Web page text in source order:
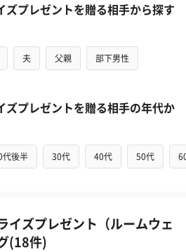
ズプレゼントを贈る相手から探す
夫 父親 部下男性
ズプレゼントを贈る相手の年代か
代後半 30代 40代 50代
イズプレゼント（ルームウェ
(18件)